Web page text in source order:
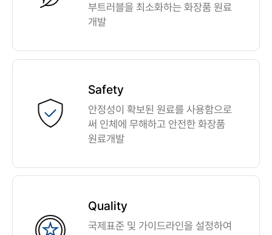
부트러블을 최소화하는 화장품 원료
개발
Safety
안정성이 확보된 원료를 사용함으로
써 인체에 무해하고 안전한 화장품
원료개발
Quality
국제표준 및 가이드라인을 설정하여